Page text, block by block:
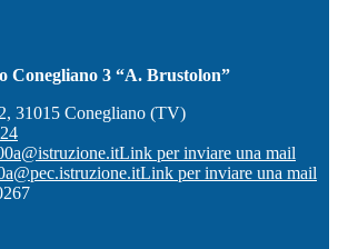
Conegliano 3 “A. Brustolon”
31015 Conegliano (TV)
Link per inviare una mail
Link per inviare una mail